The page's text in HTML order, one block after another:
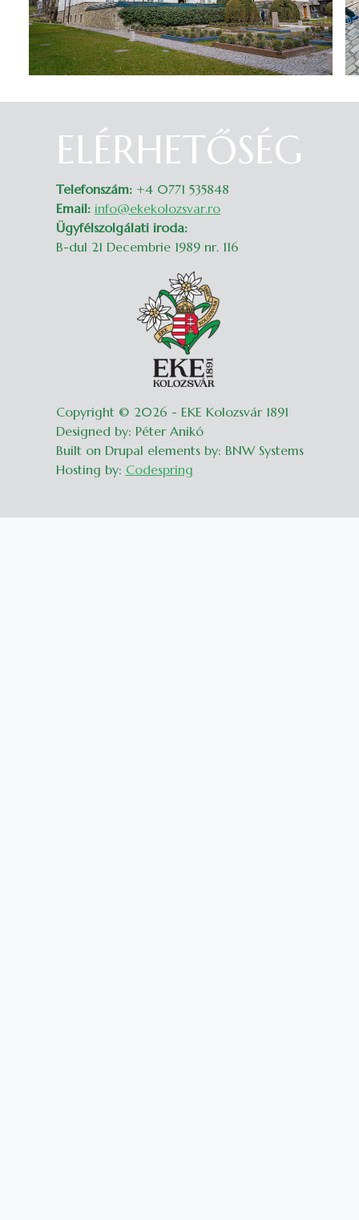
ELÉRHETŐSÉG
Telefonszám: +4 0771 535848
Email: info@ekekolozsvar.ro
Ügyfélszolgálati iroda:
B-dul 21 Decembrie 1989 nr. 116
Copyright © 2026 - EKE Kolozsvár 1891
Designed by: Péter Anikó
Built on Drupal elements by: BNW Systems
Hosting by: Codespring